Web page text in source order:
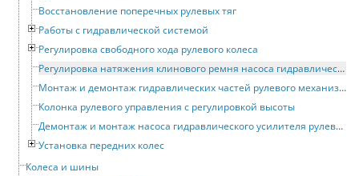
Восстановление поперечных рулевых тяг
Работы с гидравлической системой
Регулировка свободного хода рулевого колеса
Регулировка натяжения клинового ремня насоса гидравлического усилителя рулевого привода
Монтаж и демонтаж гидравлических частей рулевого механизма с усилителем
Колонка рулевого управления с регулировкой высоты
Демонтаж и монтаж насоса гидравлического усилителя рулевого привода
Установка передних колес
Колеса и шины